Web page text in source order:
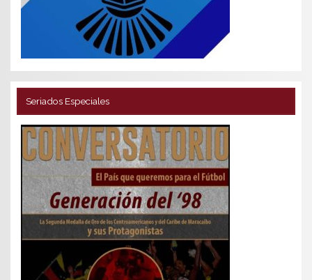
Seriados Especiales